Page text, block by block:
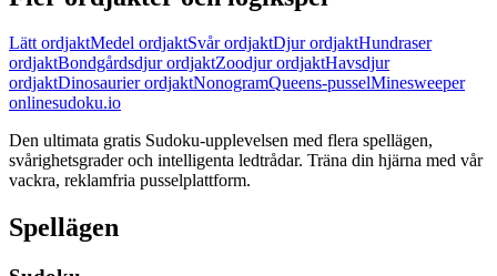
Lätt ordjaktMedel ordjaktSvår ordjaktDjur ordjaktHundraser
ordjaktBondgårdsdjur ordjaktZoodjur ordjaktHavsdjur
ordjaktDinosaurier ordjaktNonogramQueens-pusselMinesweeper
onlinesudoku.io
Den ultimata gratis Sudoku-upplevelsen med flera spellägen,
svårighetsgrader och intelligenta ledtrådar. Träna din hjärna med vår
vackra, reklamfria pusselplattform.
Spellägen